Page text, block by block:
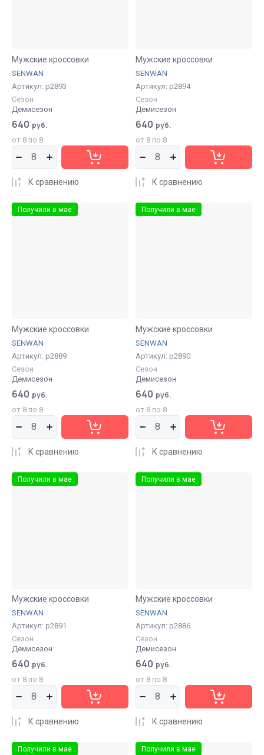
Мужские кроссовки
SENWAN
Артикул: р2893
Сезон
Демисезон
640 руб.
от 8 по 8
К сравнению
Мужские кроссовки
SENWAN
Артикул: р2894
Сезон
Демисезон
640 руб.
от 8 по 8
К сравнению
Получили в мае
Мужские кроссовки
SENWAN
Артикул: р2889
Сезон
Демисезон
640 руб.
от 8 по 8
К сравнению
Получили в мае
Мужские кроссовки
SENWAN
Артикул: р2890
Сезон
Демисезон
640 руб.
от 8 по 8
К сравнению
Получили в мае
Мужские кроссовки
SENWAN
Артикул: р2891
Сезон
Демисезон
640 руб.
от 8 по 8
К сравнению
Получили в мае
Мужские кроссовки
SENWAN
Артикул: р2886
Сезон
Демисезон
640 руб.
от 8 по 8
К сравнению
Получили в мае Получили в мае